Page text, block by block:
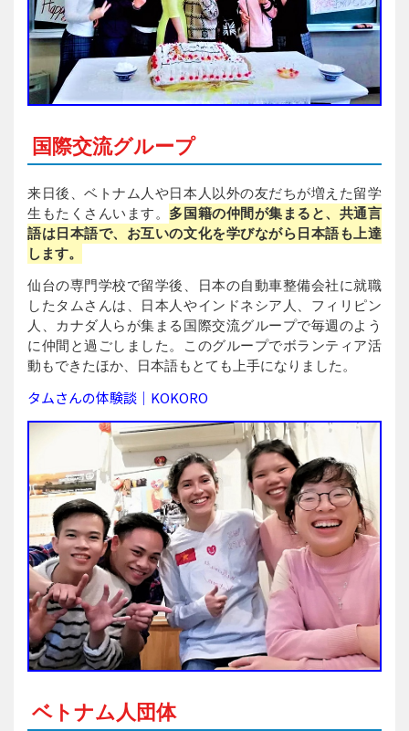
国際交流グループ
来日後、ベトナム人や日本人以外の友だちが増えた留学
生もたくさんいます。 多国籍の仲間が集まると、共通言
語は日本語で、お互いの文化を学びながら日本語も上達
します。
仙台の専門学校で留学後、日本の自動車整備会社に就職
したタムさんは、日本人やインドネシア人、フィリピン
人、カナダ人らが集まる国際交流グループで毎週のよう
に仲間と過ごしました。このグループでボランティア活
動もできたほか、日本語もとても上手になりました。
タムさんの体験談｜KOKORO
ベトナム人団体